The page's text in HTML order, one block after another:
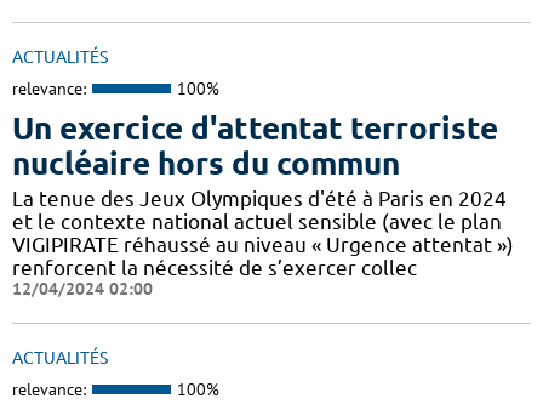
ACTUALITÉS
relevance: 100%
Un exercice d'attentat terroriste
nucléaire hors du commun
La tenue des Jeux Olympiques d'été à Paris en 2024
et le contexte national actuel sensible (avec le plan
VIGIPIRATE réhaussé au niveau « Urgence attentat »)
renforcent la nécessité de s’exercer collec
12/04/2024 02:00
ACTUALITÉS
relevance: 100%